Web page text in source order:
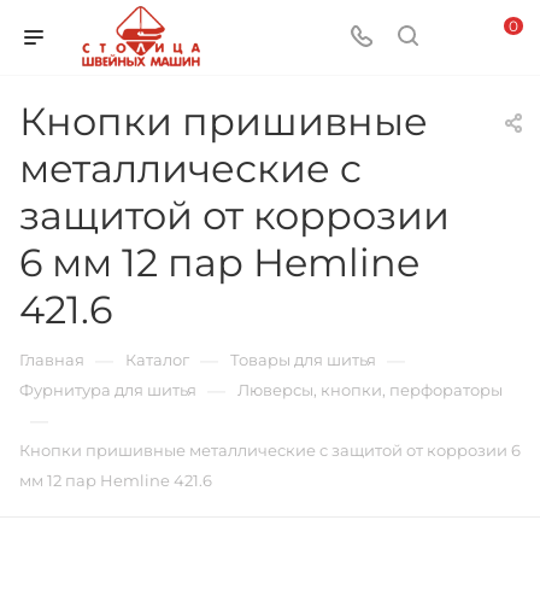
0
Кнопки пришивные
металлические c
защитой от коррозии
6 мм 12 пар Hemline
421.6
Главная Каталог Товары для шитья
Фурнитура для шитья Люверсы, кнопки, перфораторы
Кнопки пришивные металлические c защитой от коррозии 6
мм 12 пар Hemline 421.6